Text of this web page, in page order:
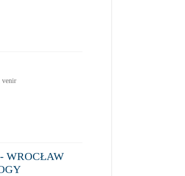
venir
WROCŁAW